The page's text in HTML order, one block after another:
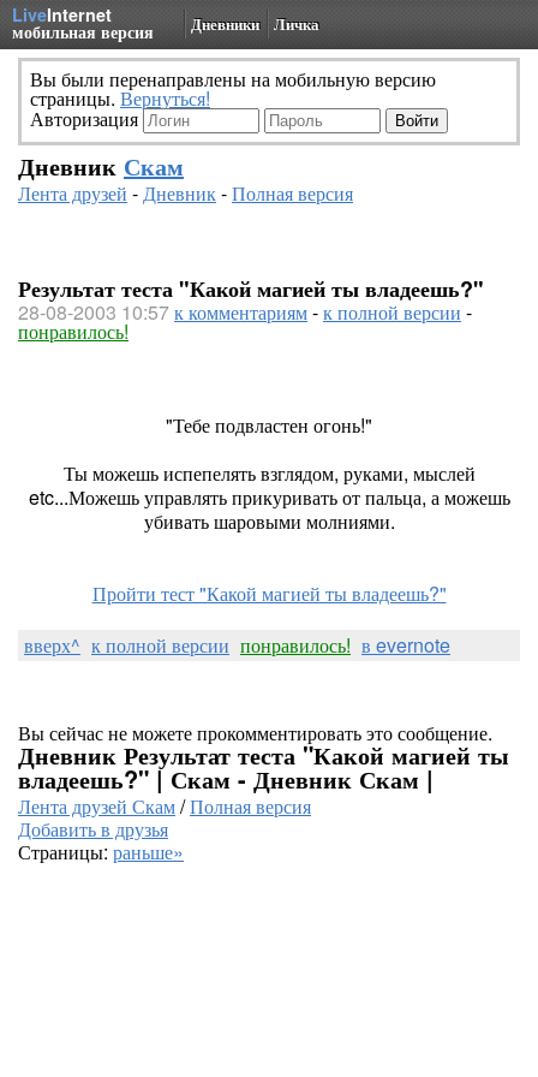
LiveInternet
мобильная версия Дневники Личка
Вы были перенаправлены на мобильную версию
страницы. Вернуться!
Авторизация
Дневник Скам
Лента друзей -Дневник-Полная версия
Результат теста "Какой магией ты владеешь?"
28-08-2003 10:57к комментариям-к полной версии -
понравилось!
"Тебе подвластен огонь!"
Ты можешь испепелять взглядом, руками, мыслей
etc...Можешь управлять прикуривать от пальца, а можешь
убивать шаровыми молниями.
Пройти тест "Какой магией ты владеешь?"
вверх^ к полной версии понравилось! в evernote
Вы сейчас не можете прокомментировать это сообщение.
Дневник Результат теста "Какой магией ты
владеешь?" | Скам - Дневник Скам |
Лента друзей Скам/Полная версия
Добавить в друзья
Страницы: раньше»